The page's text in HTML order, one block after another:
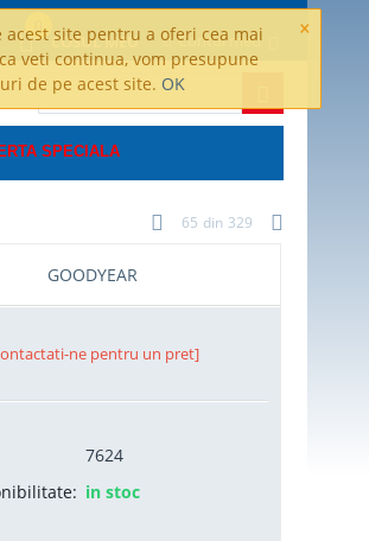
×
site pentru a oferi cea mai
veti continua, vom presupune
de pe acest site. OK
Contul meu
COSUL MEU
SPECIALA
65 din 329
GOODYEAR
ne pentru un pret]
7624
in stoc